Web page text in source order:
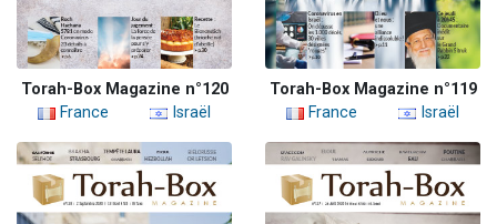
Torah-Box Magazine n°120
France
Israël
Torah-Box Magazine n°119
France
Israël